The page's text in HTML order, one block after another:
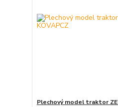
Plechový model traktor